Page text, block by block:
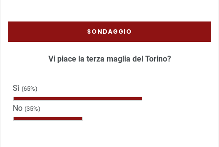
SONDAGGIO
Vi piace la terza maglia del Torino?
Sì (65%)
No (35%)